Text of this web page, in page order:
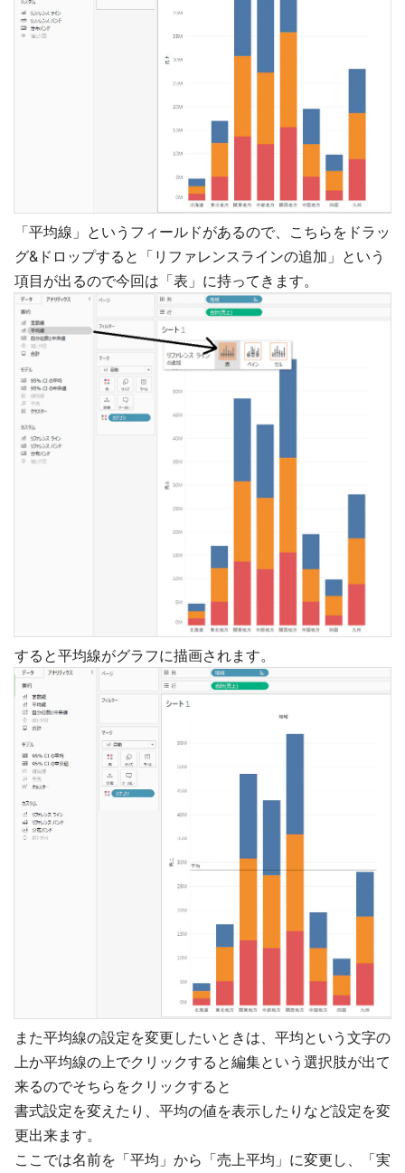
「平均線」というフィールドがあるので、こちらをドラッ
グ&ドロップすると「リファレンスラインの追加」という
項目が出るので今回は「表」に持ってきます。
すると平均線がグラフに描画されます。
また平均線の設定を変更したいときは、平均という文字の
上か平均線の上でクリックすると編集という選択肢が出て
来るのでそちらをクリックすると
書式設定を変えたり、平均の値を表示したりなど設定を変
更出来ます。
ここでは名前を「平均」から「売上平均」に変更し、「実